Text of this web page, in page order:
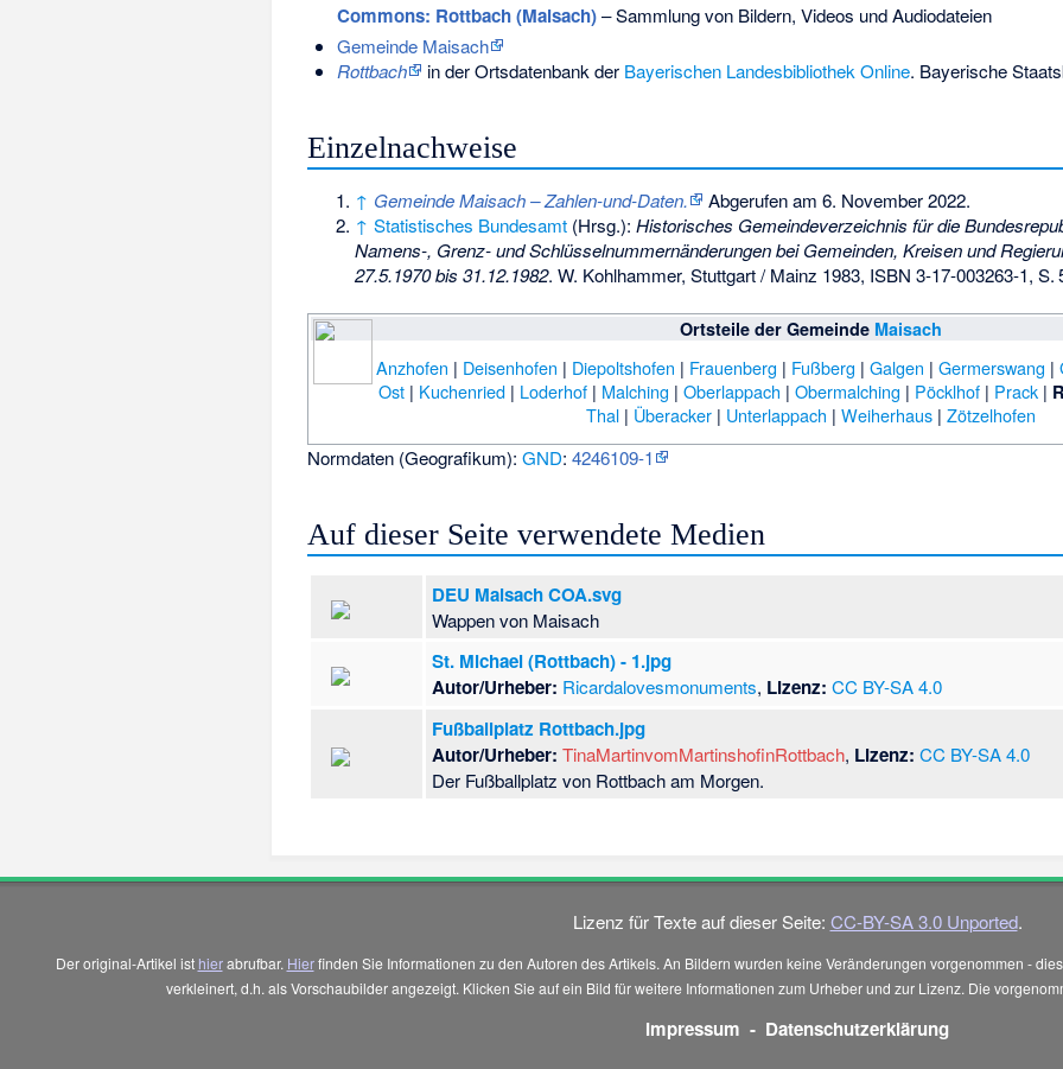
Commons: Rottbach (Maisach)– Sammlung von Bildern, Videos und Audiodateien
Gemeinde Maisach
Rottbach
in der Ortsdatenbank der Bayerischen Landesbibliothek Online. Bayerische
Einzelnachweise
↑ Gemeinde Maisach – Zahlen-und-Daten. Abgerufen am 6. November 2022.
↑ Statistisches Bundesamt (Hrsg.):Historisches Gemeindeverzeichnis für die
Namens-, Grenz- und Schlüsselnummernänderungen bei Gemeinden, Kreisen und
27.5.1970 bis 31.12.1982. W. Kohlhammer, Stuttgart / Mainz 1983, ISBN 3-17-003263-1,S.
Ortsteile der Gemeinde Maisach
Anzhofen | Deisenhofen | Diepoltshofen | Frauenberg | Fußberg | Galgen | Germerswang |
Ost| Kuchenried| Loderhof| Malching | Oberlappach | Obermalching | Pöcklhof| Prack|
Thal| Überacker| Unterlappach | Weiherhaus| Zötzelhofen
Normdaten (Geografikum):GND:4246109-1
Auf dieser Seite verwendete Medien
DEU Maisach COA.svg
Wappen von Maisach
St. Michael (Rottbach) - 1.jpg
Autor/Urheber: Ricardalovesmonuments, Lizenz: CC BY-SA 4.0
Fußballplatz Rottbach.jpg
Autor/Urheber: TinaMartinvomMartinshofinRottbach, Lizenz: CC BY-SA 4.0
Der Fußballplatz von Rottbach am Morgen.
Lizenz für Texte auf dieser Seite: CC-BY-SA 3.0 Unported.
Der original-Artikel ist hierabrufbar. Hierfinden Sie Informationen zu den Autoren des Artikels. An Bildern wurden keine Veränderungen vorgenommen -
verkleinert, d.h. als Vorschaubilder angezeigt. Klicken Sie auf ein Bild für weitere Informationen zum Urheber und zur Lizenz. Die
Impressum - Datenschutzerklärung